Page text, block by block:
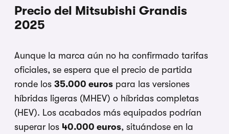
Precio del Mitsubishi Grandis
2025
Aunque la marca aún no ha confirmado tarifas
oficiales, se espera que el precio de partida
ronde los 35.000 euros para las versiones
híbridas ligeras (MHEV) o híbridas completas
(HEV). Los acabados más equipados podrían
superar los 40.000 euros, situándose en la